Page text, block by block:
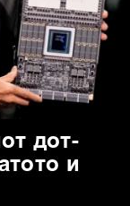
дот-
и